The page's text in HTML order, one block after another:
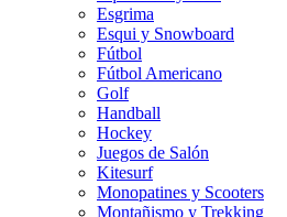
Esgrima
Esqui y Snowboard
Fútbol
Fútbol Americano
Golf
Handball
Hockey
Juegos de Salón
Kitesurf
Monopatines y Scooters
Montañismo y Trekking